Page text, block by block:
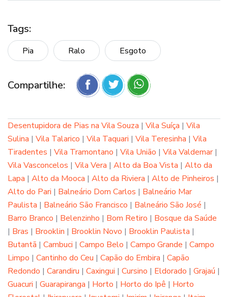
Tags:
Pia Ralo Esgoto
Compartilhe:
Desentupidora de Pias na Vila Souza | Vila Suíça | Vila
Sulina | Vila Talarico | Vila Taquari | Vila Teresinha | Vila
Tiradentes | Vila Tramontano | Vila União | Vila Valdemar|
Vila Vasconcelos | Vila Vera | Alto da Boa Vista | Alto da
Lapa | Alto da Mooca | Alto da Riviera | Alto de Pinheiros |
Alto do Pari | Balneário Dom Carlos | Balneário Mar
Paulista | Balneário São Francisco | Balneário São José |
Barro Branco | Belenzinho | Bom Retiro | Bosque da Saúde
| Bras | Brooklin | Brooklin Novo | Brooklin Paulista |
Butantã | Cambuci | Campo Belo | Campo Grande | Campo
Limpo | Cantinho do Ceu | Capão do Embira | Capão
Redondo | Carandiru | Caxingui | Cursino | Eldorado | Grajaú |
Guacuri | Guarapiranga | Horto | Horto do Ipê | Horto